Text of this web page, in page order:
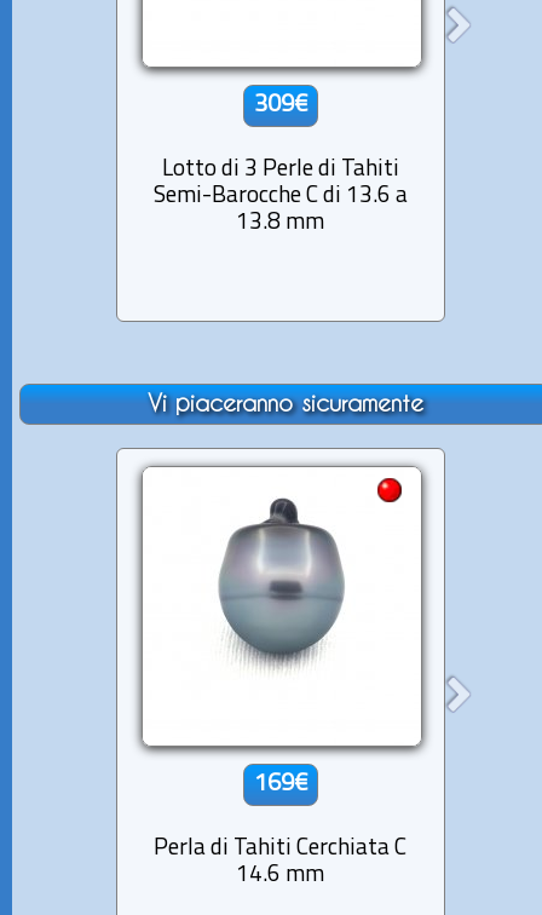
309€
Lotto di 3 Perle di Tahiti
Semi-Barocche C di 13.6 a
13.8 mm
Vi piaceranno sicuramente
169€
Perla di Tahiti Cerchiata C
14.6 mm